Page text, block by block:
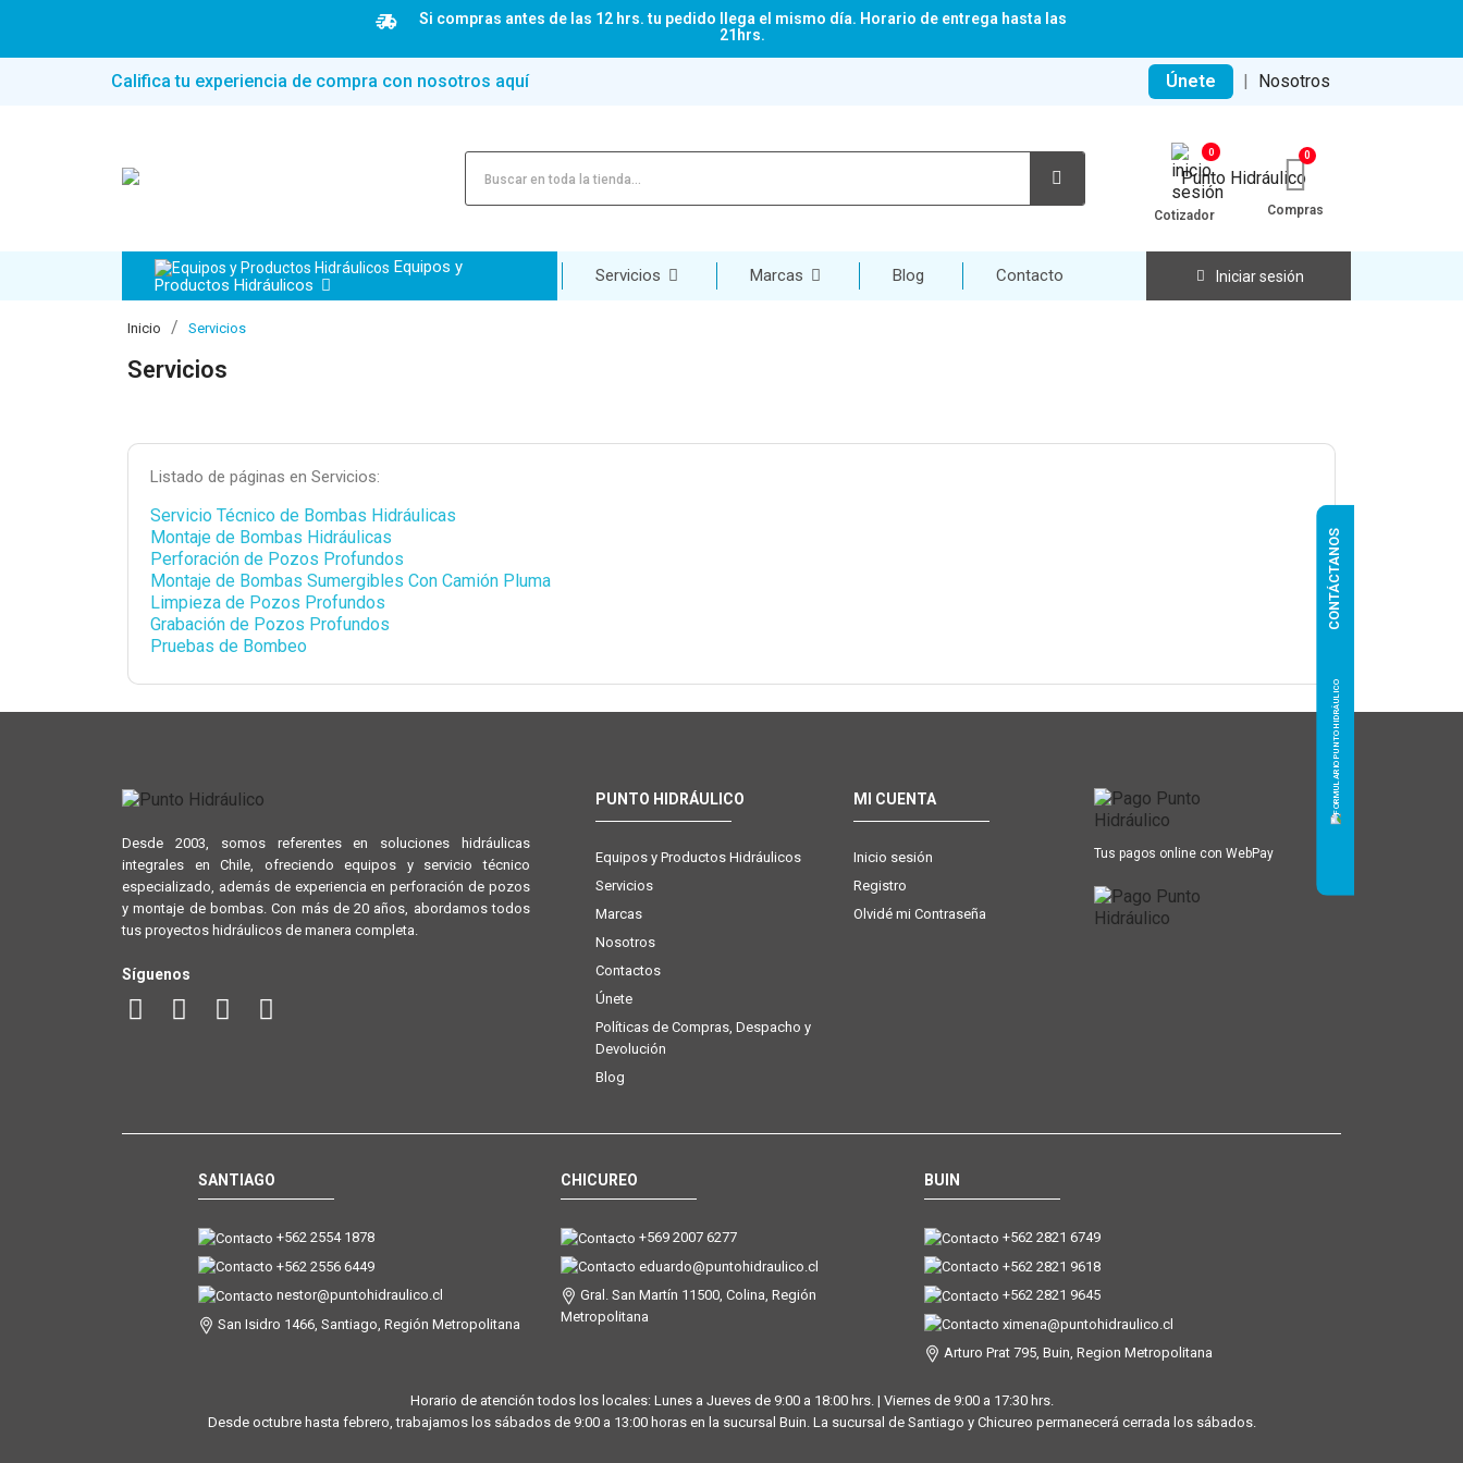
Si compras antes de las 12 hrs. tu pedido llega el mismo día. Horario de entrega hasta las
21hrs.
Califica tu experiencia de compra con nosotros aquí Únete | Nosotros
0
Cotizador Compras
Equipos y
Productos Hidráulicos
Servicios Marcas Blog Contacto Iniciar sesión
Inicio Servicios
Servicios
Listado de páginas en Servicios:
Servicio Técnico de Bombas Hidráulicas
Montaje de Bombas Hidráulicas
Perforación de Pozos Profundos
Montaje de Bombas Sumergibles Con Camión Pluma
Limpieza de Pozos Profundos
Grabación de Pozos Profundos
Pruebas de Bombeo
Desde 2003, somos referentes en soluciones hidráulicas
integrales en Chile, ofreciendo equipos y servicio técnico
especializado, además de experiencia en perforación de pozos
y montaje de bombas. Con más de 20 años, abordamos todos
tus proyectos hidráulicos de manera completa.
Síguenos
PUNTO HIDRÁULICO
Equipos y Productos Hidráulicos
Servicios
Marcas
Nosotros
Contactos
Únete
Políticas de Compras, Despacho y
Devolución
Blog
MI CUENTA
Inicio sesión
Registro
Olvidé mi Contraseña
CONTÁCTANOS
Tus pagos online con WebPay
SANTIAGO
+562 2554 1878
+562 2556 6449
nestor@puntohidraulico.cl
San Isidro 1466, Santiago, Región Metropolitana
CHICUREO
+569 2007 6277
eduardo@puntohidraulico.cl
Gral. San Martín 11500, Colina, Región
Metropolitana
BUIN
+562 2821 6749
+562 2821 9618
+562 2821 9645
ximena@puntohidraulico.cl
Arturo Prat 795, Buin, Region Metropolitana
Horario de atención todos los locales: Lunes a Jueves de 9:00 a 18:00 hrs. | Viernes de 9:00 a 17:30 hrs.
Desde octubre hasta febrero, trabajamos los sábados de 9:00 a 13:00 horas en la sucursal Buin. La sucursal de Santiago y Chicureo permanecerá cerrada los sábados.